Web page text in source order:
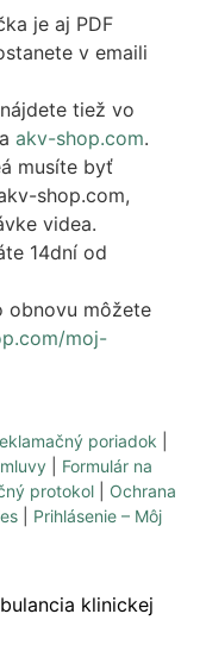
je aj PDF
v emaili
tiež vo
akv-shop.com.
musíte byť
shop.com,
videa.
14dní od
obnovu môžete
moj-
poriadok
| Formulár na
protokol
Ochrana
Prihlásenie – Môj
klinickej